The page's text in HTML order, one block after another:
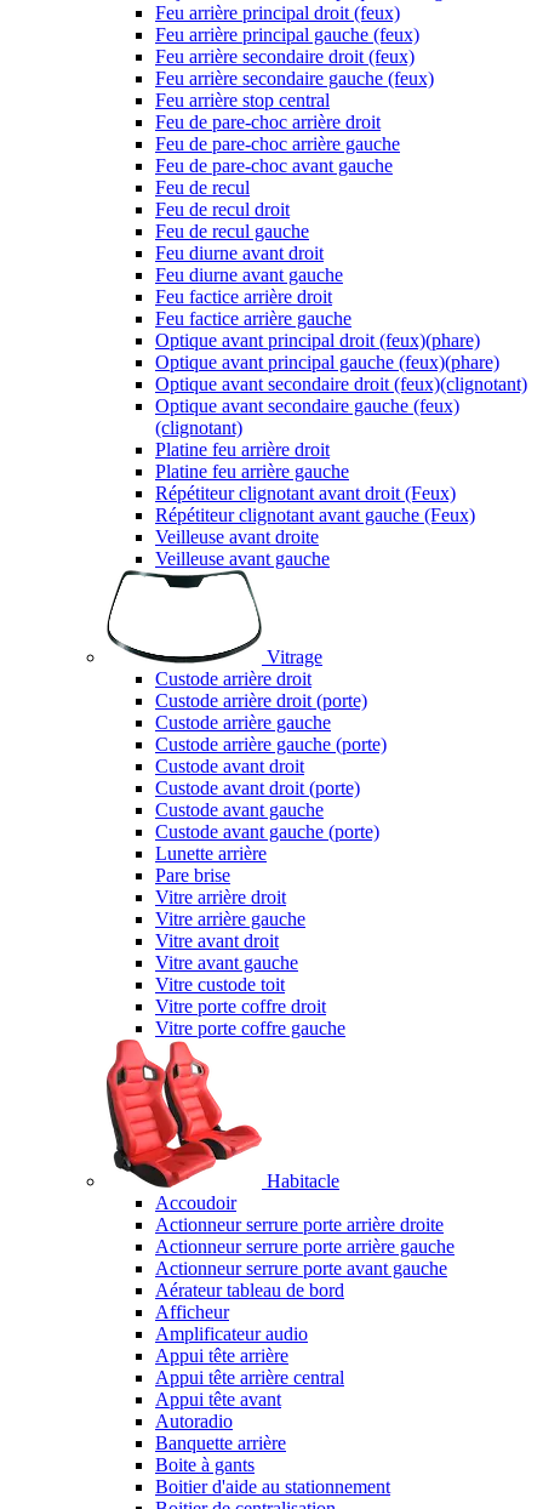
Feu arrière principal droit (feux)
Feu arrière principal gauche (feux)
Feu arrière secondaire droit (feux)
Feu arrière secondaire gauche (feux)
Feu arrière stop central
Feu de pare-choc arrière droit
Feu de pare-choc arrière gauche
Feu de pare-choc avant gauche
Feu de recul
Feu de recul droit
Feu de recul gauche
Feu diurne avant droit
Feu diurne avant gauche
Feu factice arrière droit
Feu factice arrière gauche
Optique avant principal droit (feux)(phare)
Optique avant principal gauche (feux)(phare)
Optique avant secondaire droit (feux)(clignotant)
Optique avant secondaire gauche (feux)
(clignotant)
Platine feu arrière droit
Platine feu arrière gauche
Répétiteur clignotant avant droit (Feux)
Répétiteur clignotant avant gauche (Feux)
Veilleuse avant droite
Veilleuse avant gauche
Vitrage
Custode arrière droit
Custode arrière droit (porte)
Custode arrière gauche
Custode arrière gauche (porte)
Custode avant droit
Custode avant droit (porte)
Custode avant gauche
Custode avant gauche (porte)
Lunette arrière
Pare brise
Vitre arrière droit
Vitre arrière gauche
Vitre avant droit
Vitre avant gauche
Vitre custode toit
Vitre porte coffre droit
Vitre porte coffre gauche
Habitacle
Accoudoir
Actionneur serrure porte arrière droite
Actionneur serrure porte arrière gauche
Actionneur serrure porte avant gauche
Aérateur tableau de bord
Afficheur
Amplificateur audio
Appui tête arrière
Appui tête arrière central
Appui tête avant
Autoradio
Banquette arrière
Boite à gants
Boitier d'aide au stationnement